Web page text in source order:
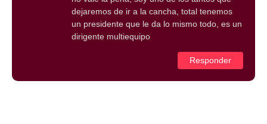
dejaremos de ir a la cancha, total tenemos
un presidente que le da lo mismo todo, es un
dirigente multiequipo
Responder